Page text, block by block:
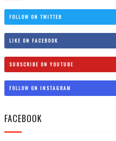
FOLLOW ON TWITTER
LIKE ON FACEBOOK
SUBSCRIBE ON YOUTUBE
FOLLOW ON INSTAGRAM
FACEBOOK